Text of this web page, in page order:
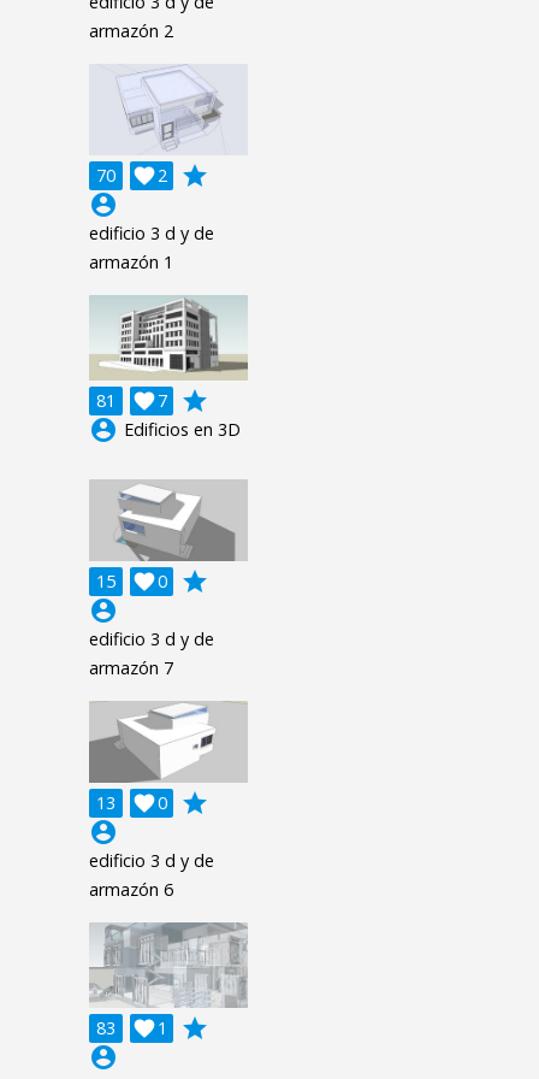
armazón 2
70 2

grade
account_circle
edificio 3 d y de
armazón 1
81 7

grade
account_circle Edificios en 3D
15 0

grade
account_circle
edificio 3 d y de
armazón 7
13 0

grade
account_circle
edificio 3 d y de
armazón 6
83 1

grade
account_circle